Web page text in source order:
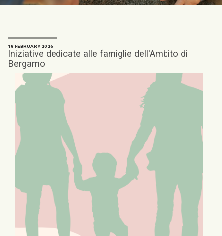
18 FEBRUARY 2026
Iniziative dedicate alle famiglie dell'Ambito di
Bergamo